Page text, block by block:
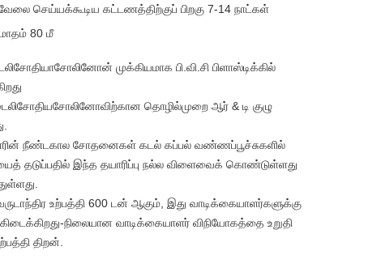
செய்யக்கூடிய கட்டணத்திற்குப் பிறகு 7-14 நாட்கள்
மாதம் 80 மீ
முக்கியமாக பி.வி.சி பிளாஸ்டிக்கில்
தொழில்முறை ஆர் & டி குழு
நீண்டகால சோதனைகள் கடல் கப்பல் வண்ணப்பூச்சுகளில்
தடுப்பதில் இந்த தயாரிப்பு நல்ல விளைவைக் கொண்டுள்ளது
உற்பத்தி 600 டன் ஆகும், இது வாடிக்கையாளர்களுக்கு
கிடைக்கிறது-நிலையான வாடிக்கையாளர் விநியோகத்தை உறுதி
திறன்.